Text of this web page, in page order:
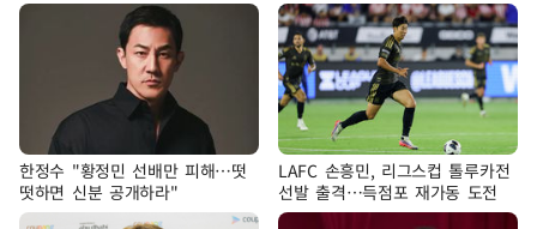
한정수 "황정민 선배만 피해…떳
떳하면 신분 공개하라"
LAFC 손흥민, 리그스컵 톨루카전
선발 출격…득점포 재가동 도전